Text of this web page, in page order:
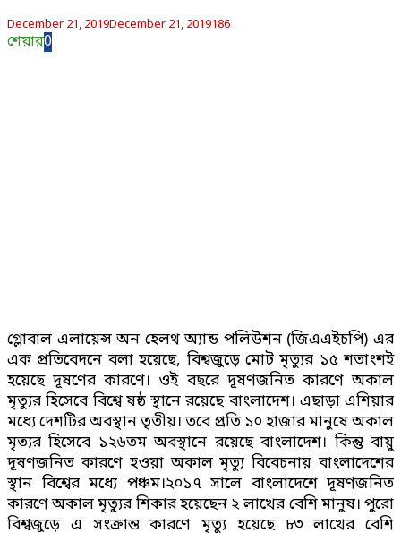
December 21, 2019December 21, 2019186
শেয়ার0
গ্লোবাল এলায়েন্স অন হেলথ অ্যান্ড পলিউশন (জিএএইচপি) এর
এক প্রতিবেদনে বলা হয়েছে, বিশ্বজুড়ে মোট মৃত্যুর ১৫ শতাংশই
হয়েছে দূষণের কারণে। ওই বছরে দূষণজনিত কারণে অকাল
মৃত্যুর হিসেবে বিশ্বে ষষ্ঠ স্থানে রয়েছে বাংলাদেশ। এছাড়া এশিয়ার
মধ্যে দেশটির অবস্থান তৃতীয়। তবে প্রতি ১০ হাজার মানুষে অকাল
মৃত্যর হিসেবে ১২৬তম অবস্থানে রয়েছে বাংলাদেশ। কিন্তু বায়ু
দূষণজনিত কারণে হওয়া অকাল মৃত্যু বিবেচনায় বাংলাদেশের
স্থান বিশ্বের মধ্যে পঞ্চম।২০১৭ সালে বাংলাদেশে দূষণজনিত
কারণে অকাল মৃত্যুর শিকার হয়েছেন ২ লাখের বেশি মানুষ। পুরো
বিশ্বজুড়ে এ সংক্রান্ত কারণে মৃত্যু হয়েছে ৮৩ লাখের বেশি